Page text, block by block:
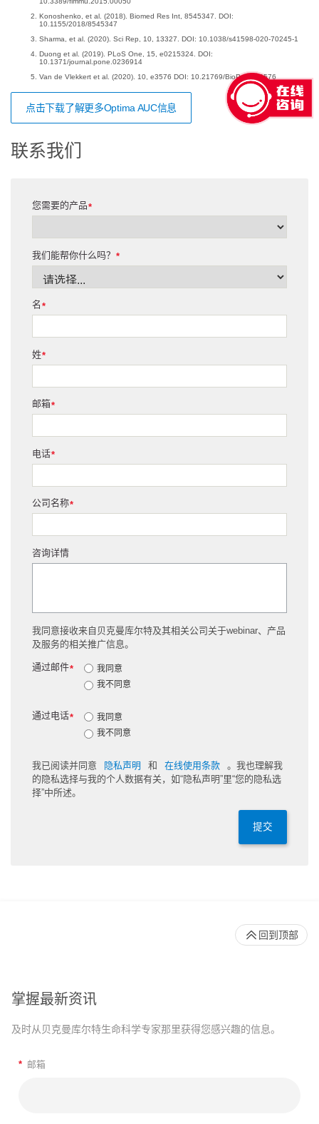
Konoshenko, et al. (2018). Biomed Res Int, 8545347. DOI:
10.1155/2018/8545347
Sharma, et al. (2020). Sci Rep, 10, 13327. DOI: 10.1038/s41598-020-70245-1
Duong et al. (2019). PLoS One, 15, e0215324. DOI:
10.1371/journal.pone.0236914
Van de Vlekkert et al. (2020). 10, e3576 DOI: 10.21769/BioProtoc.3576
点击下载了解更多Optima AUC信息
联系我们
*
您需要的产品
*
我们能帮你什么吗？
*
名
*
姓
*
邮箱
*
电话
*
公司名称
咨询详情
我同意接收来自贝克曼库尔特及其相关公司关于webinar、产品
及服务的相关推广信息。
*
通过邮件
我同意
我不同意
*
通过电话
我同意
我不同意
我已阅读并同意 隐私声明 和 在线使用条款
。我也理解我
的隐私选择与我的个人数据有关，如“隐私声明”里“您的隐私选
择”中所述。
提交
掌握最新资讯
及时从贝克曼库尔特生命科学专家那里获得您感兴趣的信息。
* 邮箱
回到顶部